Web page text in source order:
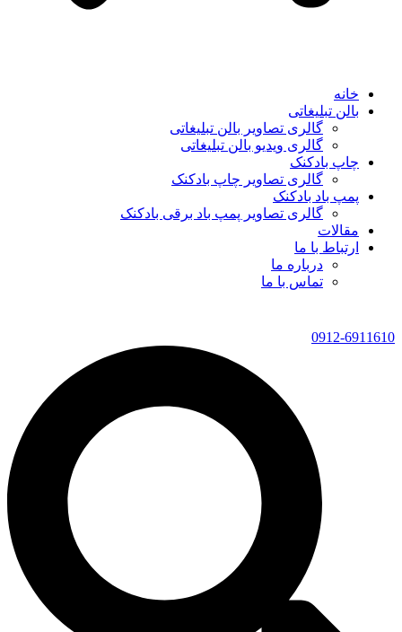
خانه
بالن تبلیغاتی
گالری تصاویر بالن تبلیغاتی
گالری ویدیو بالن تبلیغاتی
چاپ بادکنک
گالری تصاویر چاپ بادکنک
پمپ باد بادکنک
گالری تصاویر پمپ باد برقی بادکنک
مقالات
ارتباط با ما
درباره ما
تماس با ما
0912-6911610